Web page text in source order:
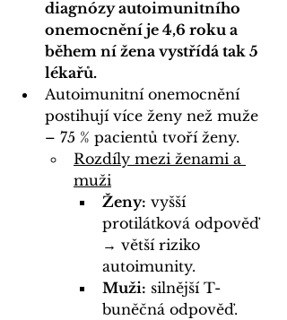
diagnózy autoimunitního
onemocnění je 4,6 roku a
během ní žena vystřídá tak 5
lékařů.
Autoimunitní onemocnění
postihují více ženy než muže
– 75 % pacientů tvoří ženy.
Rozdíly mezi ženami a
muži
Ženy: vyšší
protilátková odpověď
→ větší riziko
autoimunity.
Muži: silnější T-
buněčná odpověď.